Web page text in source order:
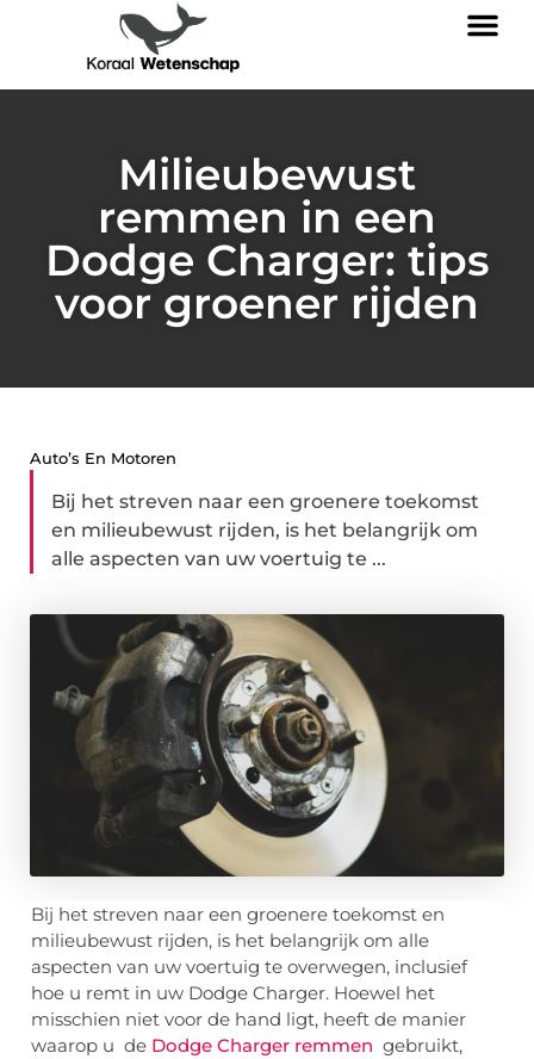
Milieubewust
remmen in een
Dodge Charger: tips
voor groener rijden
Auto’s En Motoren
Bij het streven naar een groenere toekomst
en milieubewust rijden, is het belangrijk om
alle aspecten van uw voertuig te ...
Bij het streven naar een groenere toekomst en
milieubewust rijden, is het belangrijk om alle
aspecten van uw voertuig te overwegen, inclusief
hoe u remt in uw Dodge Charger. Hoewel het
misschien niet voor de hand ligt, heeft de manier
waarop u de Dodge Charger remmen gebruikt,